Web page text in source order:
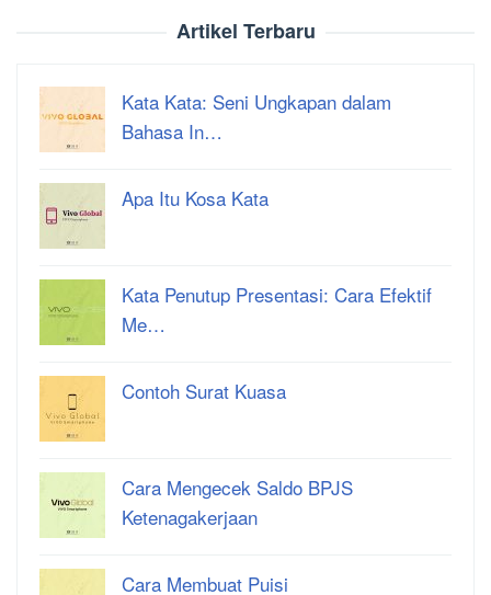
Artikel Terbaru
Kata Kata: Seni Ungkapan dalam
Bahasa In…
Apa Itu Kosa Kata
Kata Penutup Presentasi: Cara Efektif
Me…
Contoh Surat Kuasa
Cara Mengecek Saldo BPJS
Ketenagakerjaan
Cara Membuat Puisi